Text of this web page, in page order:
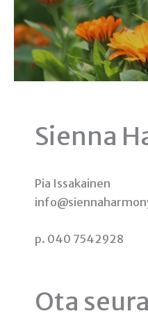
Sienna
Pia Issakainen
p. 040 7542928
Ota